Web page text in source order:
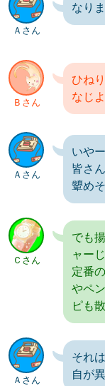
Ａさん
なり
Ｂさん
ひね
なじ
Ａさん
いや
皆さ
顰め
Ｃさん
でも
ャー
定番
やペ
ピも
Ａさん
それ
自が